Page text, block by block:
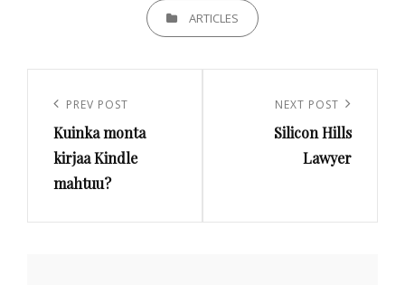
CATEGORIESARTICLES
selaus
Previous
Post
PREV POST
Kuinka monta
kirjaa Kindle
mahtuu?
NEXT POST
Silicon Hills
Lawyer